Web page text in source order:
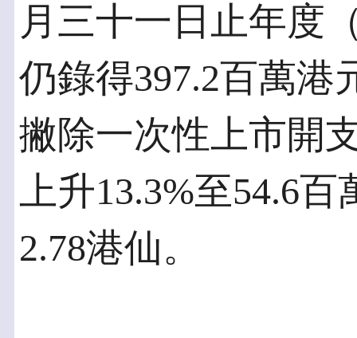
月三十一日止年度
仍錄得397.2百萬港
撇除一次性上市開
上升13.3%至54.6
2.78港仙。